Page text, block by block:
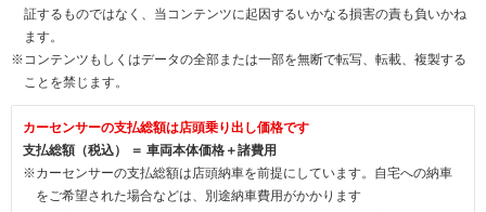
証するものではなく、当コンテンツに起因するいかなる損害の責も負いかね
ます。
※コンテンツもしくはデータの全部または一部を無断で転写、転載、複製する
ことを禁じます。
カーセンサーの支払総額は店頭乗り出し価格です
支払総額（税込） ＝ 車両本体価格＋諸費用
※カーセンサーの支払総額は店頭納車を前提にしています。自宅への納車
をご希望された場合などは、別途納車費用がかかります